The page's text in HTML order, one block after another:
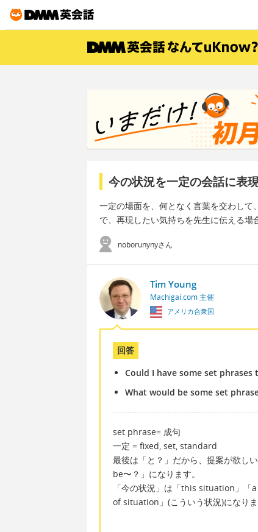
今の状況を一定の会話に表
一定の場面を、何となく言葉を交わし
で、再現したい気持ちを先生に伝える場
noborunynyさん
Tim Young
Machigai.com 主催
アメリカ合衆国
回答
Could I have some set
What would be some set
set phrase= 成句
一定 = fixed, set, standard
最後は「と？」だから、提案が欲し
be〜？」になります。
「今の状況」は「this situation」
of situation」(こういう状況)になりま